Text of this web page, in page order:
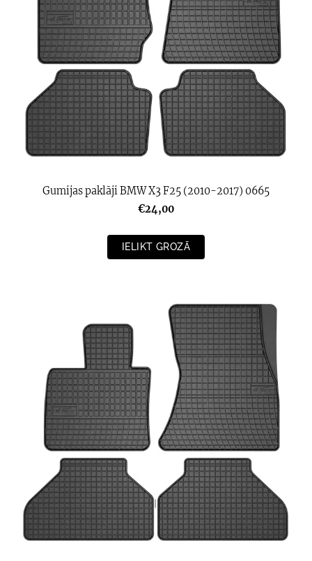
Gumijas paklāji BMW X3 F25 (2010-2017) 0665
€24,00
IELIKT GROZĀ